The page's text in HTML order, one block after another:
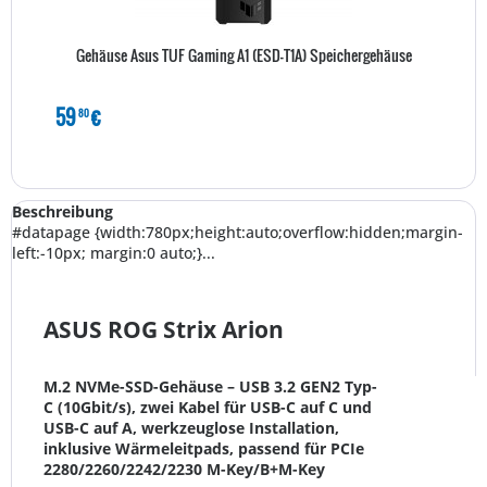
Gehäuse Asus TUF Gaming A1 (ESD-T1A) Speichergehäuse
5980€
Beschreibung
#datapage {width:780px;height:auto;overflow:hidden;margin-
left:-10px; margin:0 auto;}...
ASUS ROG Strix Arion
M.2 NVMe-SSD-Gehäuse – USB 3.2 GEN2 Typ-
C (10Gbit/s), zwei Kabel für USB-C auf C und
USB-C auf A, werkzeuglose Installation,
inklusive Wärmeleitpads, passend für PCIe
2280/2260/2242/2230 M-Key/B+M-Key